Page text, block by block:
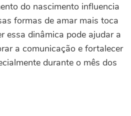
do nascimento influencia
formas de amar mais toca
essa dinâmica pode ajudar a
a comunicação e fortalecer
durante o mês dos